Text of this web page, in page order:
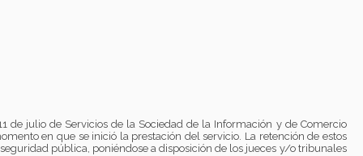
julio de Servicios de la Sociedad de la Información y de Comercio
en que se inició la prestación del servicio. La retención de estos
pública, poniéndose a disposición de los jueces y/o tribunales